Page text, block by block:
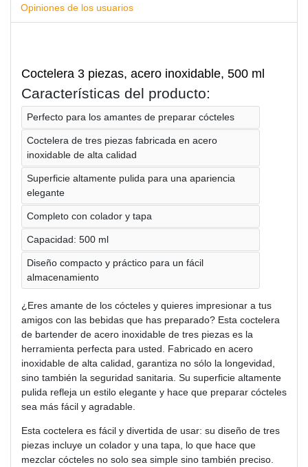
Opiniones de los usuarios
Coctelera 3 piezas, acero inoxidable, 500 ml
Características del producto:
Perfecto para los amantes de preparar cócteles
Coctelera de tres piezas fabricada en acero
inoxidable de alta calidad
Superficie altamente pulida para una apariencia
elegante
Completo con colador y tapa
Capacidad: 500 ml
Diseño compacto y práctico para un fácil
almacenamiento
¿Eres amante de los cócteles y quieres impresionar a tus
amigos con las bebidas que has preparado? Esta coctelera
de bartender de acero inoxidable de tres piezas es la
herramienta perfecta para usted. Fabricado en acero
inoxidable de alta calidad, garantiza no sólo la longevidad,
sino también la seguridad sanitaria. Su superficie altamente
pulida refleja un estilo elegante y hace que preparar cócteles
sea más fácil y agradable.
Esta coctelera es fácil y divertida de usar: su diseño de tres
piezas incluye un colador y una tapa, lo que hace que
mezclar cócteles no solo sea simple sino también preciso.